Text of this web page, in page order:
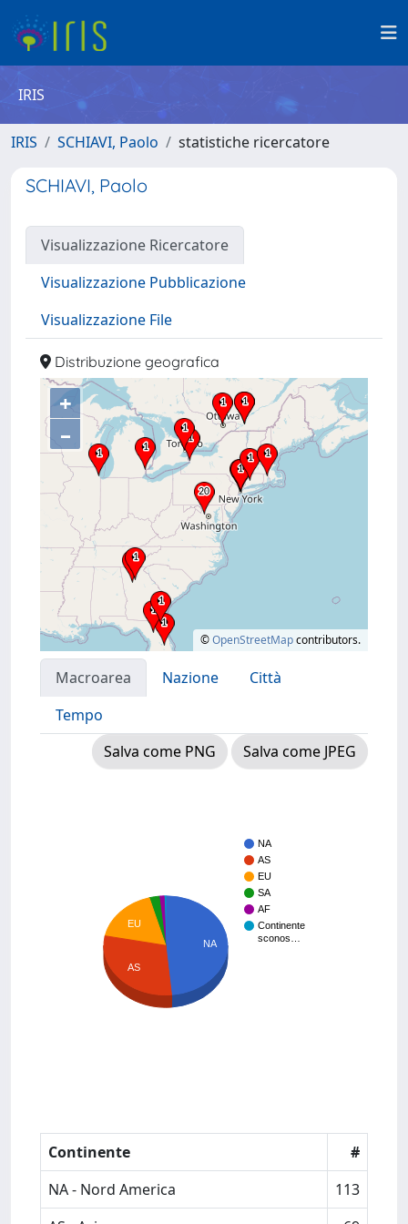
IRIS
IRIS SCHIAVI, Paolo statistiche ricercatore
SCHIAVI, Paolo
Visualizzazione Ricercatore
Visualizzazione Pubblicazione
Visualizzazione File
Distribuzione geografica
+
–
©OpenStreetMapcontributors.
Macroarea Nazione
Città
Tempo
Salva come PNG
Salva come JPEG
NA
AS
EU
SA
AF
Continente
sconos…
NA
EU
AS
Continente
#
NA - Nord America
113